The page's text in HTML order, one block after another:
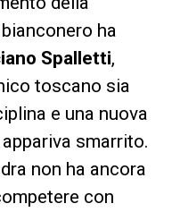
ha
Spalletti,
toscano sia
e una nuova
smarrito.
non ha ancora
con